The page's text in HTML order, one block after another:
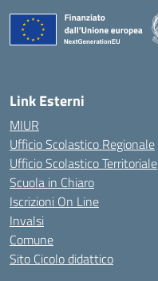
Link Esterni
MIUR
Ufficio Scolastico Regionale
Ufficio Scolastico Territoriale
Scuola in Chiaro
Iscrizioni On Line
Invalsi
Comune
Sito Cicolo didattico